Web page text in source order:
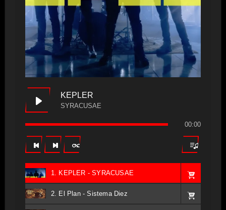
KEPLER
SYRACUSAE
00:00
1. KEPLER - SYRACUSAE
2. El Plan - Sistema Diez